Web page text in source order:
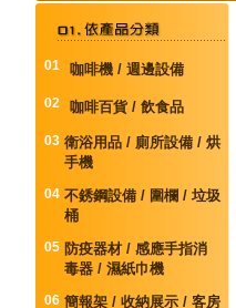
01 咖啡機 / 週邊設備
02 咖啡百貨 / 飲食品
03 衛浴用品 / 廁所設備 / 烘
手機
04 不銹鋼設備 / 圍欄 / 垃圾
桶
05 防疫器材 / 感應手指消
毒器 / 濕紙巾機
06 簡報架 / 收納展示 / 客房